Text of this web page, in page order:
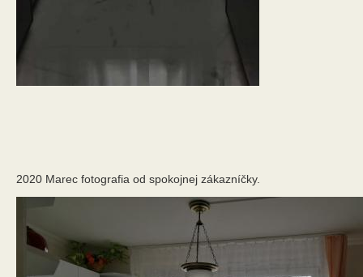
2020 Marec fotografia od spokojnej zákazníčky.